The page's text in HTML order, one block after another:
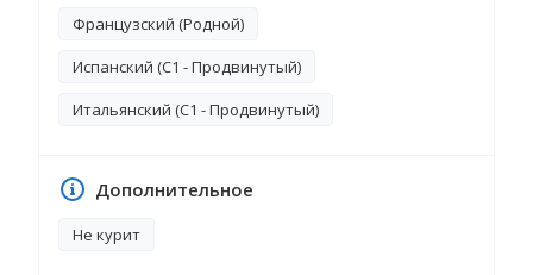
Французский (Родной)
Испанский (C1 - Продвинутый)
Итальянский (C1 - Продвинутый)
Дополнительное
Не курит